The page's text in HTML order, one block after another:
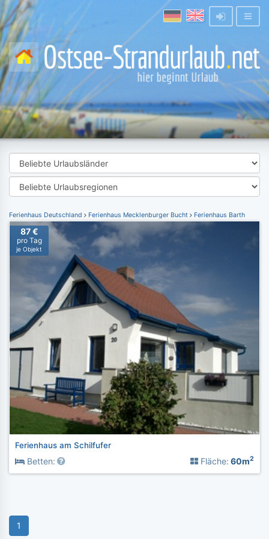
Ferienhaus Deutschland Ferienhaus Mecklenburger Bucht Ferienhaus Barth
87 €
pro Tag
je Objekt
Ferienhaus am Schilfufer
Betten: Fläche: 60m2
1